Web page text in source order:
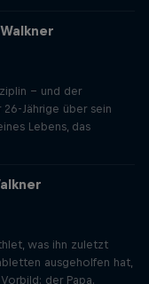
– und der
Jährige über sein
Lebens, das
was ihn zuletzt
ausgeholfen hat,
der Papa.